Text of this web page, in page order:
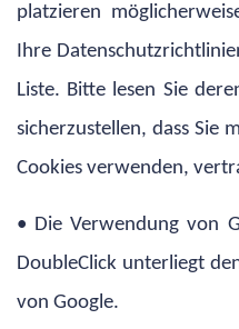
platzieren
Ihre
Liste. Bitte lesen Sie
sicherzustellen, dass Sie
Cookies verwenden,
• Die Verwendung von
DoubleClick unterliegt
von Google.